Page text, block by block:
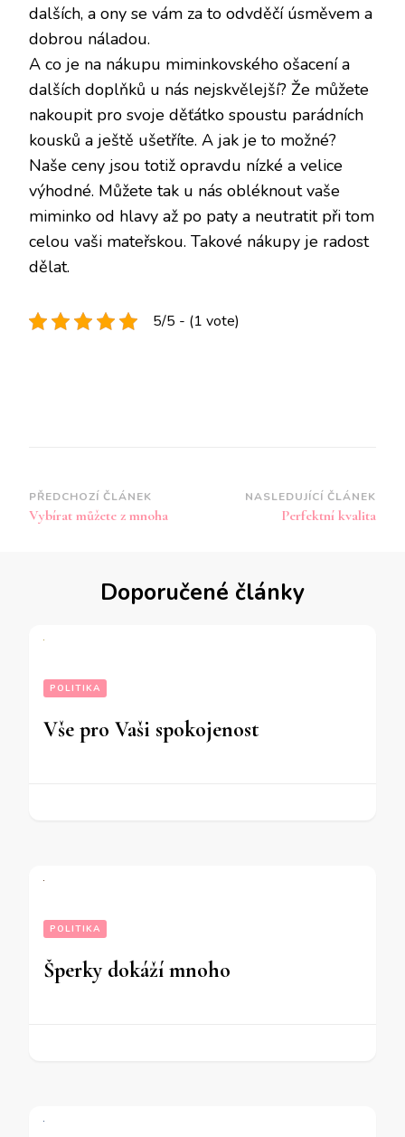
dalších, a ony se vám za to odvděčí úsměvem a
dobrou náladou.
A co je na nákupu miminkovského ošacení a
dalších doplňků u nás nejskvělejší? Že můžete
nakoupit pro svoje děťátko spoustu parádních
kousků a ještě ušetříte. A jak je to možné?
Naše ceny jsou totiž opravdu nízké a velice
výhodné. Můžete tak u nás obléknout vaše
miminko od hlavy až po paty a neutratit při tom
celou vaši mateřskou. Takové nákupy je radost
dělat.
5/5 - (1 vote)
Navigace
příspěvku
PŘEDCHOZÍ ČLÁNEK
Vybírat můžete z mnoha
NASLEDUJÍCÍ ČLÁNEK
Perfektní kvalita
Doporučené články
POLITIKA
Vše pro Vaši spokojenost
POLITIKA
Šperky dokáží mnoho